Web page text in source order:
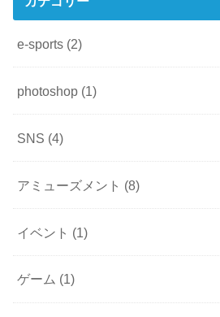
e-sports (2)
photoshop (1)
SNS (4)
アミューズメント (8)
イベント (1)
ゲーム (1)